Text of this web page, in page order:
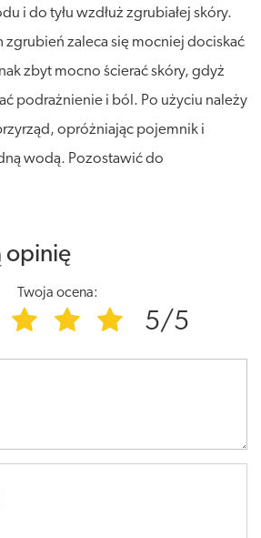
i do tyłu wzdłuż zgrubiałej skóry.
zgrubień zaleca się mocniej dociskać
zbyt mocno ścierać skóry, gdyż
podrażnienie i ból. Po użyciu należy
opróżniając pojemnik i
wodą. Pozostawić do
opinię
Twoja ocena:
5/5